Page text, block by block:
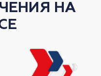
НА